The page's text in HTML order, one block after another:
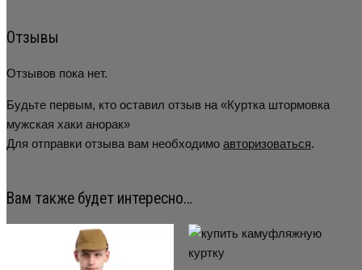
Отзывы
Отзывов пока нет.
Будьте первым, кто оставил отзыв на «Куртка штормовка
мужская хаки анорак»
Для отправки отзыва вам необходимо авторизоваться.
Вам также будет интересно…